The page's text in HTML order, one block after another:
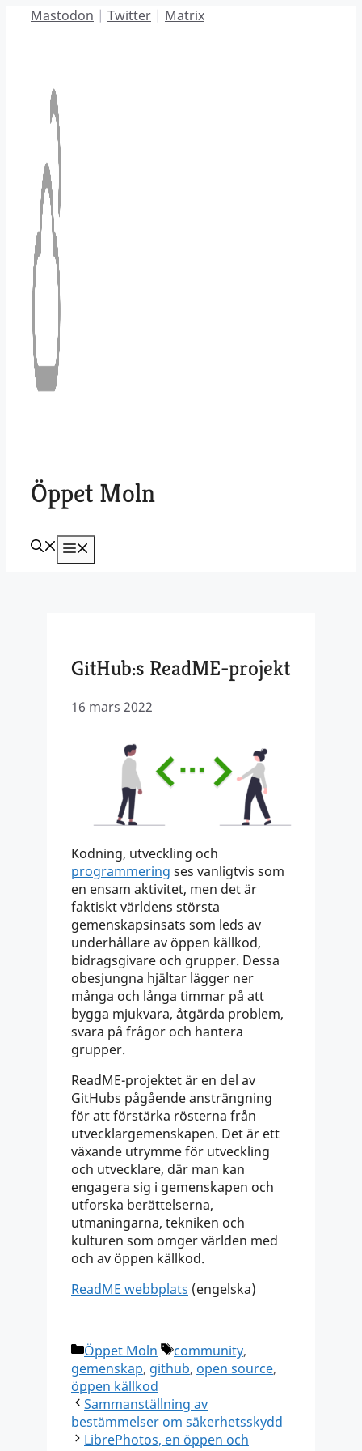
HoppaMastodon | Twitter | Matrix
Öppet Moln
GitHub:s ReadME-projekt
16 mars 2022
Kodning, utveckling och
programmering ses vanligtvis som
en ensam aktivitet, men det är
faktiskt världens största
gemenskapsinsats som leds av
underhållare av öppen källkod,
bidragsgivare och grupper. Dessa
obesjungna hjältar lägger ner
många och långa timmar på att
bygga mjukvara, åtgärda problem,
svara på frågor och hantera
grupper.
ReadME-projektet är en del av
GitHubs pågående ansträngning
för att förstärka rösterna från
utvecklargemenskapen. Det är ett
växande utrymme för utveckling
och utvecklare, där man kan
engagera sig i gemenskapen och
utforska berättelserna,
utmaningarna, tekniken och
kulturen som omger världen med
och av öppen källkod.
ReadME webbplats (engelska)
Kategorier
Öppet Moln Etiketter
community,
gemenskap, github, open source,
öppen källkod
Sammanställning av
bestämmelser om säkerhetsskydd
LibrePhotos, en öppen och